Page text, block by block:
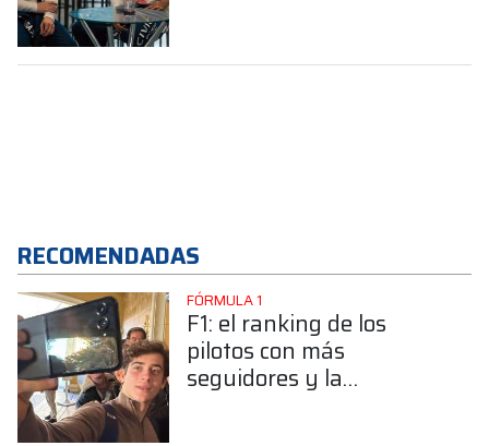
RECOMENDADAS
FÓRMULA 1
F1: el ranking de los
pilotos con más
seguidores y la